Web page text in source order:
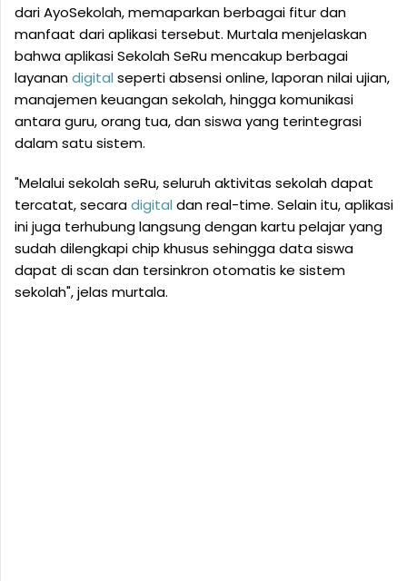
dari AyoSekolah, memaparkan berbagai fitur dan
manfaat dari aplikasi tersebut. Murtala menjelaskan
bahwa aplikasi Sekolah SeRu mencakup berbagai
layanandigital seperti absensi online, laporan nilai ujian,
manajemen keuangan sekolah, hingga komunikasi
antara guru, orang tua, dan siswa yang terintegrasi
dalam satu sistem.
"Melalui sekolah seRu, seluruh aktivitas sekolah dapat
tercatat, secaradigital dan real-time. Selain itu, aplikasi
ini juga terhubung langsung dengan kartu pelajar yang
sudah dilengkapi chip khusus sehingga data siswa
dapat di scan dan tersinkron otomatis ke sistem
sekolah", jelas murtala.